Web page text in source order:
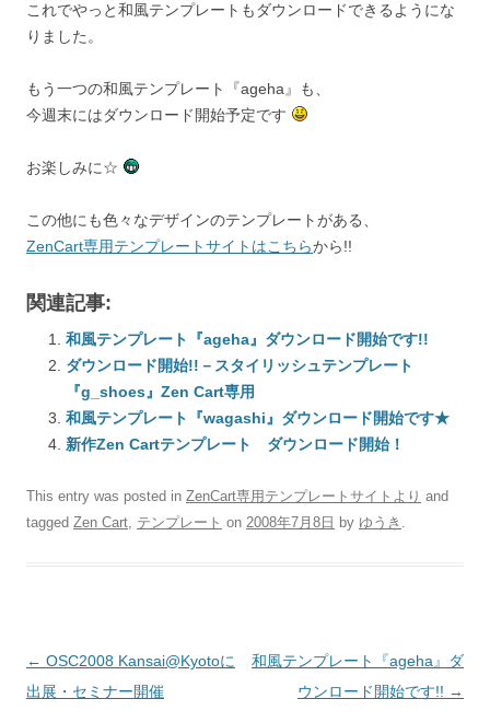
これでやっと和風テンプレートもダウンロードできるようにな
りました。
もう一つの和風テンプレート『ageha』も、
今週末にはダウンロード開始予定です
お楽しみに☆
この他にも色々なデザインのテンプレートがある、
ZenCart専用テンプレートサイトはこちらから!!
関連記事:
和風テンプレート『ageha』ダウンロード開始です!!
ダウンロード開始!!－スタイリッシュテンプレート
『g_shoes』Zen Cart専用
和風テンプレート『wagashi』ダウンロード開始です★
新作Zen Cartテンプレート ダウンロード開始！
This entry was posted in ZenCart専用テンプレートサイトより and
tagged Zen Cart, テンプレート on 2008年7月8日 by ゆうき .
Post
navigation
← OSC2008 Kansai@Kyotoに
出展・セミナー開催
和風テンプレート『ageha』ダ
ウンロード開始です!! →